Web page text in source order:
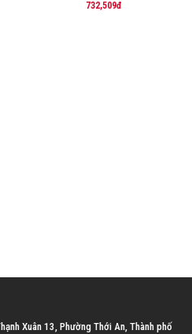
732,509đ
Xuân 13, Phường Thới An, Thành phố